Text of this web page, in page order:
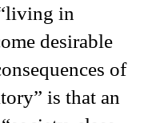
in
desirable
of
is that an